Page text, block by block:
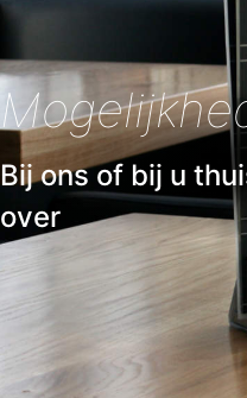
Bij ons of bij u
over